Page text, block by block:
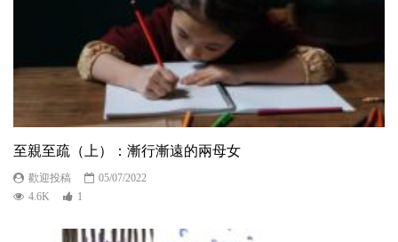
至親至疏（上）：漸行漸遠的兩母女
歡迎投稿
05/07/2022
4.6K
1